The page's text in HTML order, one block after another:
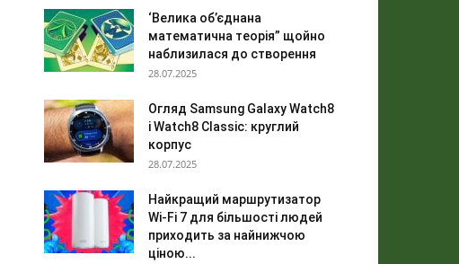
‘Велика об’єднана
математична теорія” щойно
наблизилася до створення
28.07.2025
Огляд Samsung Galaxy Watch8
і Watch8 Classic: круглий
корпус
28.07.2025
Найкращий маршрутизатор
Wi-Fi 7 для більшості людей
приходить за найнижчою
ціною...